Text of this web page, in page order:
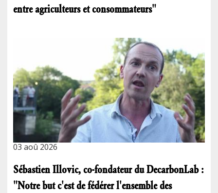
entre agriculteurs et consommateurs"
03 aoû 2026
Sébastien Illovic, co-fondateur du DecarbonLab :
"Notre but c'est de fédérer l'ensemble des